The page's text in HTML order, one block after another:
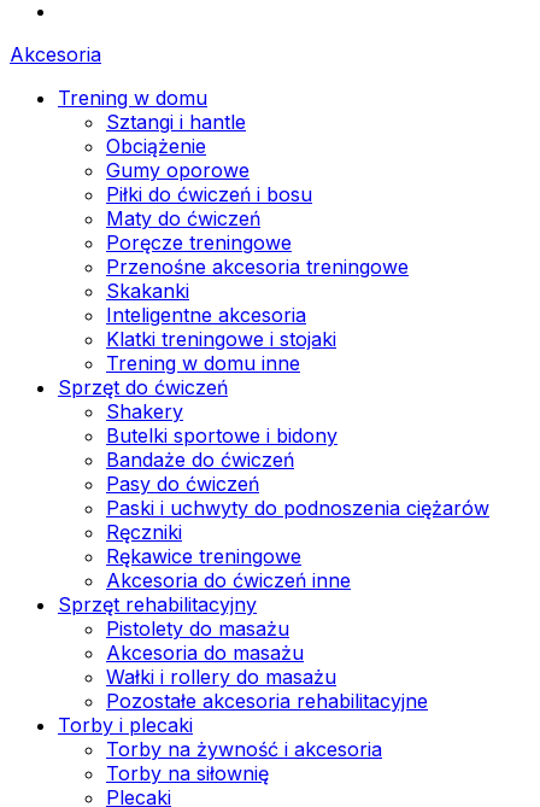
Akcesoria
Trening w domu
Sztangi i hantle
Obciążenie
Gumy oporowe
Piłki do ćwiczeń i bosu
Maty do ćwiczeń
Poręcze treningowe
Przenośne akcesoria treningowe
Skakanki
Inteligentne akcesoria
Klatki treningowe i stojaki
Trening w domu inne
Sprzęt do ćwiczeń
Shakery
Butelki sportowe i bidony
Bandaże do ćwiczeń
Pasy do ćwiczeń
Paski i uchwyty do podnoszenia ciężarów
Ręczniki
Rękawice treningowe
Akcesoria do ćwiczeń inne
Sprzęt rehabilitacyjny
Pistolety do masażu
Akcesoria do masażu
Wałki i rollery do masażu
Pozostałe akcesoria rehabilitacyjne
Torby i plecaki
Torby na żywność i akcesoria
Torby na siłownię
Plecaki